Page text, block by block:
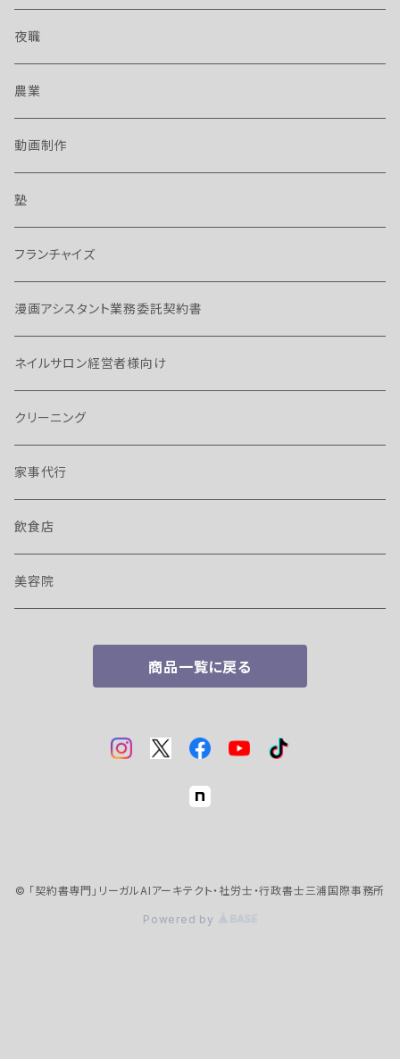
夜職
農業
動画制作
塾
フランチャイズ
漫画アシスタント業務委託契約書
ネイルサロン経営者様向け
クリーニング
家事代行
飲食店
美容院
商品一覧に戻る
© 「契約書専門」リーガルAIアーキテクト・社労士・行政書士三浦国際事務所
Powered by